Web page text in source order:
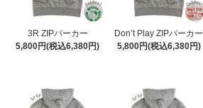
3R ZIPパーカー
5,800円(税込6,380円)
Don’t Play ZIPパーカー
5,800円(税込6,380円)